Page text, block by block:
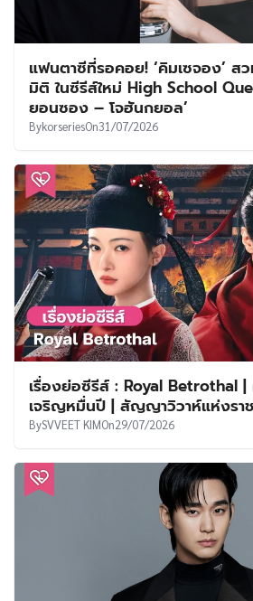
แฟนตาซีที่รอคอย! ‘คิมเซจอง’ ส
มิติ ในซีรีส์ใหม่ High School
ยอนซอง – โจฮันกยอล’
BykorseriesOn31/07/2026
เรื่องย่อซีรีส์ : Royal Betrothal |
เจริญหมื่นปี | สัญญาวิวาห์แห่งรา
BySVVEET KIMOn29/07/2026